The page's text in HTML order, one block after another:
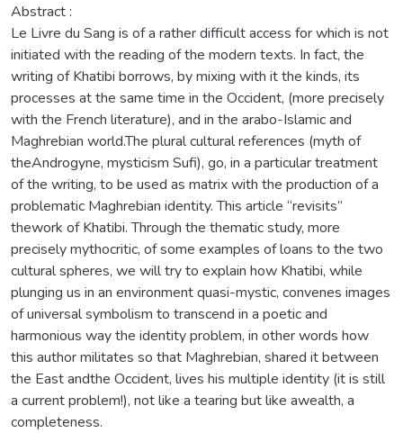
Abstract :
Le Livre du Sang is of a rather difficult access for which is not
initiated with the reading of the modern texts. In fact, the
writing of Khatibi borrows, by mixing with it the kinds, its
processes at the same time in the Occident, (more precisely
with the French literature), and in the arabo-Islamic and
Maghrebian world.The plural cultural references (myth of
theAndrogyne, mysticism Sufi), go, in a particular treatment
of the writing, to be used as matrix with the production of a
problematic Maghrebian identity. This article “revisits”
thework of Khatibi. Through the thematic study, more
precisely mythocritic, of some examples of loans to the two
cultural spheres, we will try to explain how Khatibi, while
plunging us in an environment quasi-mystic, convenes images
of universal symbolism to transcend in a poetic and
harmonious way the identity problem, in other words how
this author militates so that Maghrebian, shared it between
the East andthe Occident, lives his multiple identity (it is still
a current problem!), not like a tearing but like awealth, a
completeness.